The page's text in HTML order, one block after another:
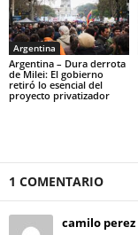
Argentina
Argentina – Dura derrota
de Milei: El gobierno
retiró lo esencial del
proyecto privatizador
1 COMENTARIO
camilo perez